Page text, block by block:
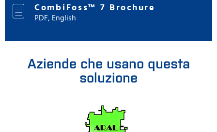
CombiFoss™ 7 Brochure
PDF, English
Aziende che usano questa
soluzione